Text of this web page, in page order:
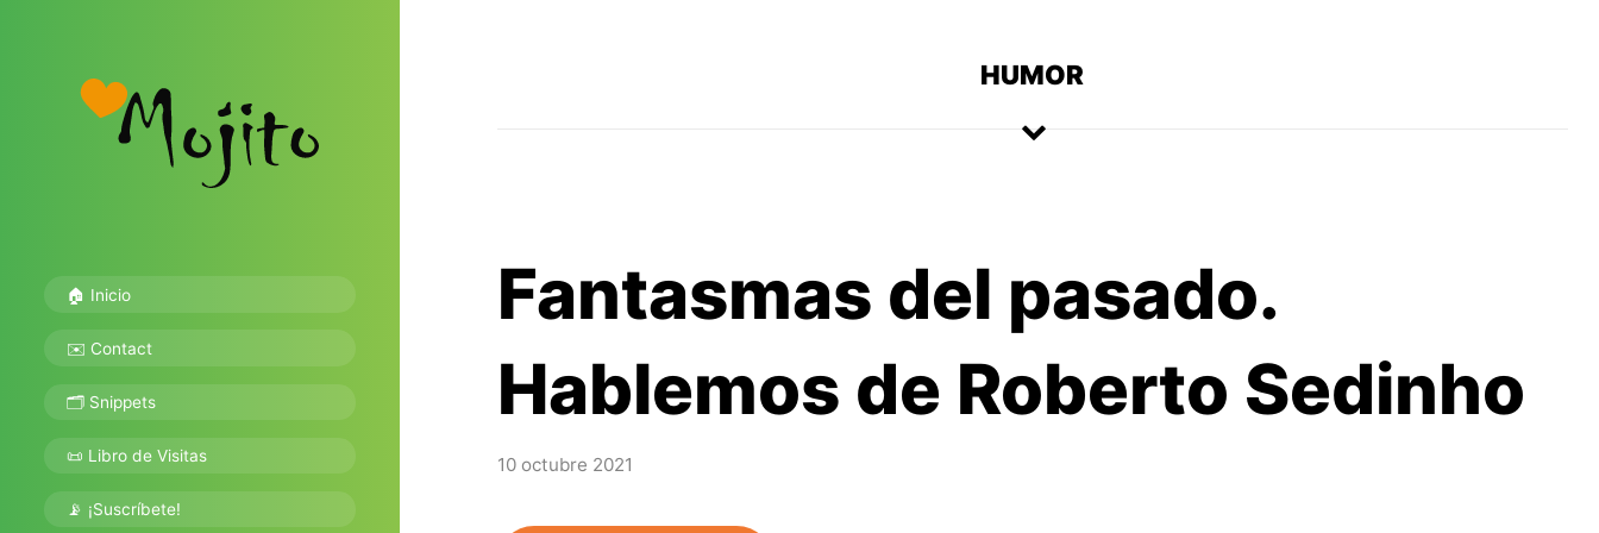
🏠 Inicio
✉️ Contact
🗂 Snippets
📜 Libro de Visitas
📡 ¡Suscríbete!
HUMOR
Fantasmas del pasado.
Hablemos de Roberto Sedinho
10 octubre 2021